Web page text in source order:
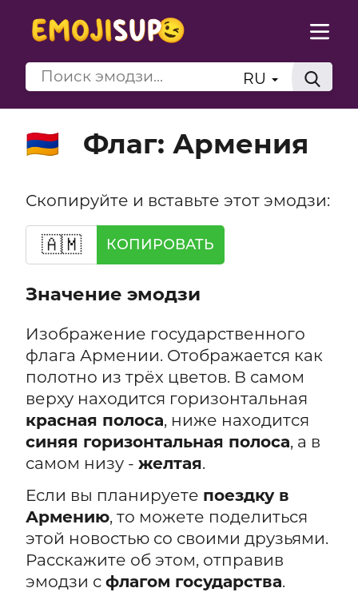
RU
🇦🇲 Флаг: Армения
Скопируйте и вставьте этот эмодзи:
🇦🇲 КОПИРОВАТЬ
Значение эмодзи
Изображение государственного
флага Армении. Отображается как
полотно из трёх цветов. В самом
верху находится горизонтальная
красная полоса, ниже находится
синяя горизонтальная полоса, а в
самом низу - желтая.
Если вы планируете поездку в
Армению, то можете поделиться
этой новостью со своими друзьями.
Расскажите об этом, отправив
эмодзи с флагом государства.